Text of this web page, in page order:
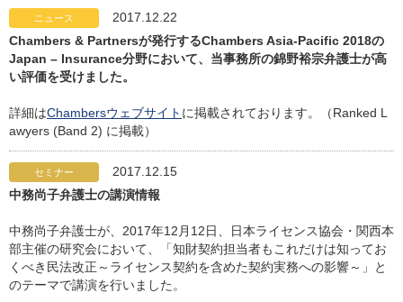
ニュース
2017.12.22
Chambers & Partnersが発行するChambers Asia-Pacific 2018の
Japan – Insurance分野において、当事務所の錦野裕宗弁護士が高
い評価を受けました。
詳細はChambersウェブサイト に掲載されております。（Ranked L
awyers (Band 2) に掲載）
セミナー
2017.12.15
中務尚子弁護士の講演情報
中務尚子弁護士が、2017年12月12日、日本ライセンス協会・関西本
部主催の研究会において、「知財契約担当者もこれだけは知ってお
くべき民法改正～ライセンス契約を含めた契約実務への影響～」と
のテーマで講演を行いました。